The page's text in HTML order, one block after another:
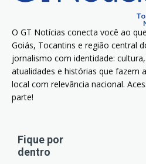
O GT Notícias conecta você ao
Goiás, Tocantins e região central
jornalismo com identidade:
atualidades e histórias que fazem
local com relevância nacional.
parte!
Fique por
dentro